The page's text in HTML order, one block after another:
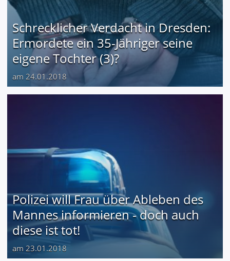
Schrecklicher Verdacht in Dresden:
Ermordete ein 35-Jähriger seine
eigene Tochter (3)?
am 24.01.2018
Polizei will Frau über Ableben des
Mannes informieren - doch auch
diese ist tot!
am 23.01.2018